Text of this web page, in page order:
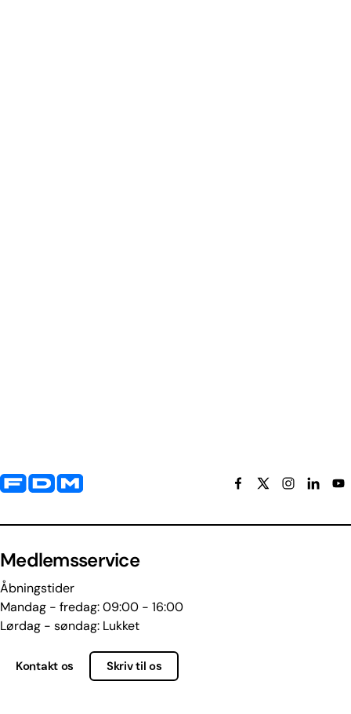
Yderligere information og kontaktoplysninger
Medlemsservice
Åbningstider
Mandag - fredag: 09:00 - 16:00
Lørdag - søndag: Lukket
Kontakt os Skriv til os